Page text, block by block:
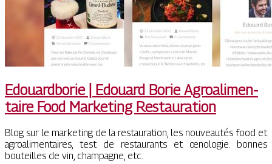
Edouardbo­rie | Edouard Borie Ag­roalimen­
tai­re Food Marketing Restaura­tion
Blog sur le marketing de la restauration, les nouveautés food et
agroalimentaires, test de restaurants et œnologie. bonnes
bouteilles de vin, champagne, etc.